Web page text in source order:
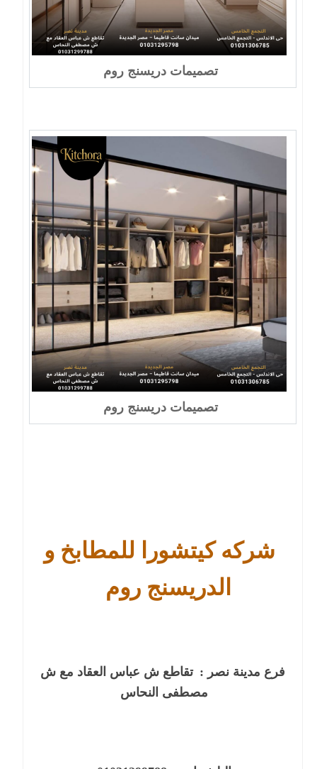
تصميمات دريسنج روم
تصميمات دريسنج روم
شركه كيتشورا للمطابخ و
الدريسنج روم
فرع مدينة نصر : تقاطع ش عباس العقاد مع ش
مصطفى النحاس